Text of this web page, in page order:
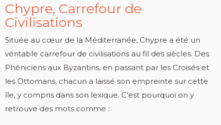
Chypre, Carrefour de
Civilisations
Située au cœur de la Méditerranée, Chypre a été un
véritable carrefour de civilisations au fil des siècles. Des
Phéniciens aux Byzantins, en passant par les Croisés et
les Ottomans, chacun a laissé son empreinte sur cette
île, y compris dans son lexique. C’est pourquoi on y
retrouve des mots comme :